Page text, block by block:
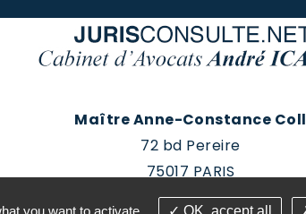
Maître Anne-Constance Coll
72 bd Pereire
75017 PARIS
Tél : 01 60 88 18 78
you want to activate OK, accept all